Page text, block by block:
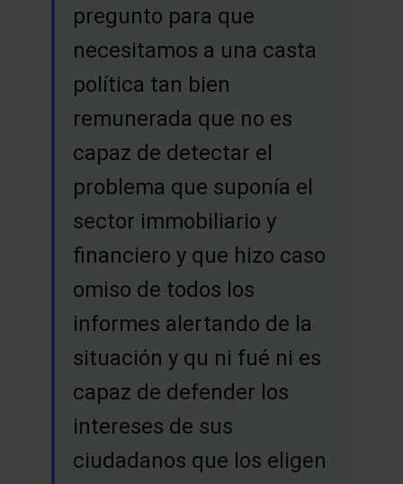
pregunto para que
necesitamos a una casta
política tan bien
remunerada que no es
capaz de detectar el
problema que suponía el
sector immobiliario y
financiero y que hizo caso
omiso de todos los
informes alertando de la
situación y qu ni fué ni es
capaz de defender los
intereses de sus
ciudadanos que los eligen